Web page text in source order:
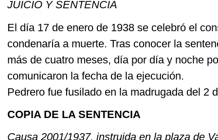
JUICIO Y SENTENCIA
El día 17 de enero de 1938 se celebró el
condenaría a muerte. Tras conocer la
más de cuatro meses, día por día y noche
comunicaron la fecha de la ejecución.
Pedrero fue fusilado en la madrugada del 2
COPIA DE LA SENTENCIA
Causa 2001/1937, instruida en la plaza de